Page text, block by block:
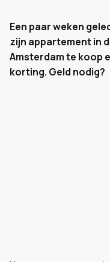
Een paar weken
zijn appartement in
Amsterdam te koop
korting. Geld nodig?